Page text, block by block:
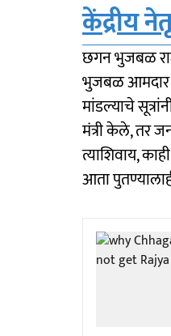
केंद्रीय
छगन भुजबळ
भुजबळ आमदार
मांडल्याचे
मंत्री केले, तर
त्याशिवाय,
आता